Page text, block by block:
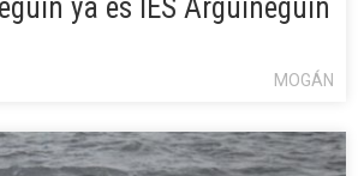
ya es IES Arguineguín
MOGÁN